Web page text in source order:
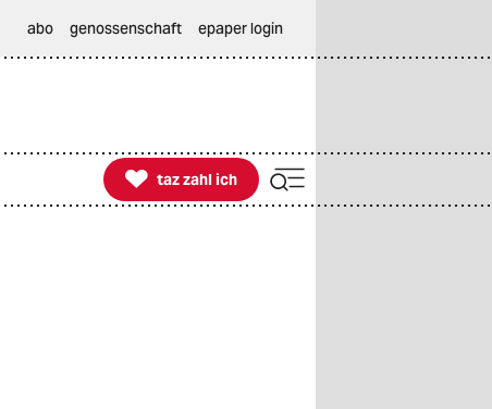
abo genossenschaft epaper login

taz zahl ich
taz zahl ich